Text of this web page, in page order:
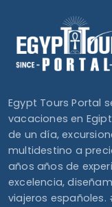
Egypt Tours Portal
vacaciones en
de un día,
multidestino a
años años de
excelencia,
viajeros españoles.